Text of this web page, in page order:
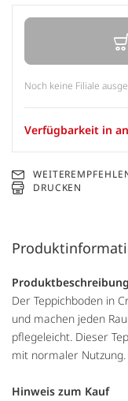
Noch keine Filiale
Verfügbarkeit in
DRUCKEN
Produktbeschreibung
Der Teppichboden in
und machen jeden
pflegeleicht. Dieser
mit normaler Nutzung.
Hinweis zum Kauf